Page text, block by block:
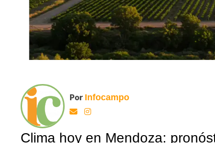
Por Infocampo
Clima hoy en Mendoza: